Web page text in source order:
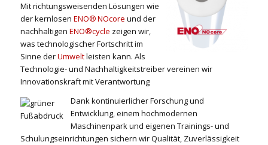
Mit richtungsweisenden Lösungen wie
der kernlosen ENO® NOcore und der
nachhaltigen ENO®cycle zeigen wir,
was technologischer Fortschritt im
Sinne derUmweltleisten kann. Als
Technologie- und Nachhaltigkeitstreiber vereinen wir
Innovationskraft mit Verantwortung
Dank kontinuierlicher Forschung und
Entwicklung, einem hochmodernen
Maschinenpark und eigenen Trainings- und
Schulungseinrichtungen sichern wir Qualität, Zuverlässigkeit